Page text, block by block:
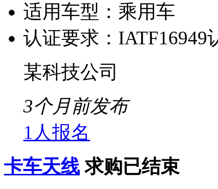
适用车型： 乘用车
认证要求： IATF16949
某科技公司
3个月前发布
1人报名
卡车天线 求购已结束